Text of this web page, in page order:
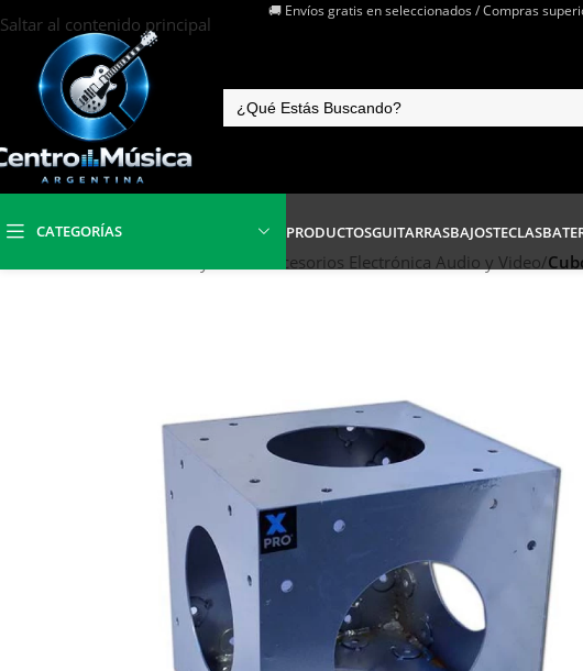
Saltar al contenido principal
🚚 Envíos gratis en seleccionados / Compras
CATEGORÍAS PRODUCTOSGUITARRASBAJOSTECLAS
Accesorios Electrónica Audio y Video/